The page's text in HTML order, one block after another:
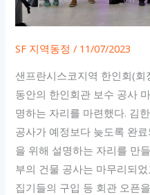
교
부
장
한
인
회
관
방
문
SF 지역동정 / 11/07/2023
샌프란시스코지역 한인회(
동안의 한인회관 보수 공사
명하는 자리를 마련했다. 김
공사가 예정보다 늦도록 완
을 위해 설명하는 자리를 만
부의 건물 공사는 마무리되
집기들의 구입 등 회관 오픈